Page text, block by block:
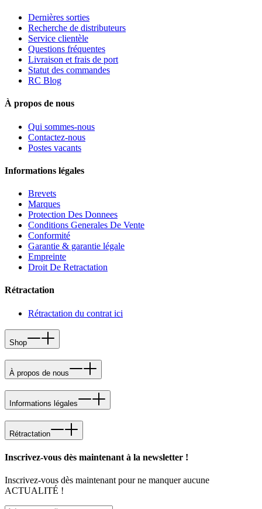
Dernières sorties
Recherche de distributeurs
Service clientèle
Questions fréquentes
Livraison et frais de port
Statut des commandes
RC Blog
À propos de nous
Qui sommes-nous
Contactez-nous
Postes vacants
Informations légales
Brevets
Marques
Protection Des Donnees
Conditions Generales De Vente
Conformité
Garantie & garantie légale
Empreinte
Droit De Retractation
Rétractation
Rétractation du contrat ici
Shop
À propos de nous
Informations légales
Rétractation
Inscrivez-vous dès maintenant à la newsletter !
Inscrivez-vous dès maintenant pour ne manquer aucune
ACTUALITÉ !